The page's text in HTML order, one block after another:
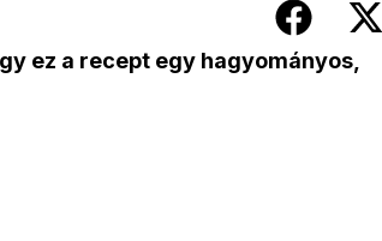
ez a recept egy hagyományos,